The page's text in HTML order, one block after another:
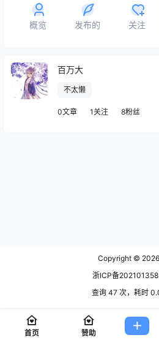
概览 发布的 关注
百万大
不太懒
0文章 1关注 8粉丝
Copyright © 2026
浙ICP备
查询 47 次，耗时
首页 赞助